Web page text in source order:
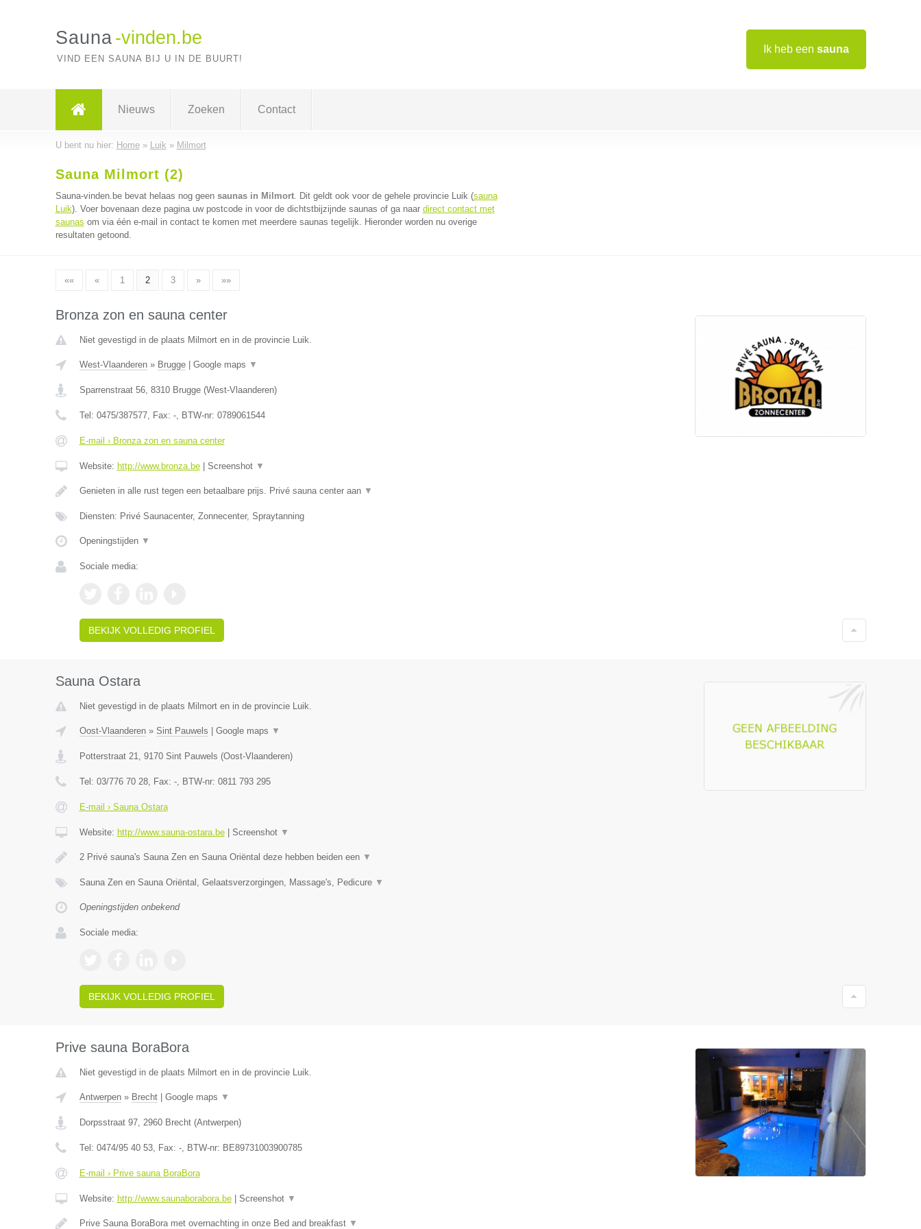
Ik heb een sauna
Sauna -vinden.be
VIND EEN SAUNA BIJ U IN DE BUURT!
Nieuws Zoeken Contact
U bent nu hier: Home» Luik » Milmort
Sauna Milmort (2)
Sauna-vinden.be bevat helaas nog geen saunas in Milmort. Dit geldt ook voor de gehele provincie Luik (sauna
Luik). Voer bovenaan deze pagina uw postcode in voor de dichtstbijzijnde saunas of ga naar direct contact met
saunas om via één e-mail in contact te komen met meerdere saunas tegelijk. Hieronder worden nu overige
resultaten getoond.
«« « 1 2 3 » »»
Bronza zon en sauna center
Niet gevestigd in de plaats Milmort en in de provincie Luik.
West-Vlaanderen» Brugge| Google maps ▼
Sparrenstraat 56, 8310 Brugge(West-Vlaanderen)
Tel: 0475/387577, Fax: -, BTW-nr: 0789061544
E-mail › Bronza zon en sauna center
Website: http://www.bronza.be| Screenshot ▼
Genieten in alle rust tegen een betaalbare prijs. Privé sauna center aan ▼
Diensten: Privé Saunacenter, Zonnecenter, Spraytanning
Openingstijden ▼
Sociale media:
BEKIJK VOLLEDIG PROFIEL
Sauna Ostara
Niet gevestigd in de plaats Milmort en in de provincie Luik.
Oost-Vlaanderen» Sint Pauwels Google maps ▼
Potterstraat 21, 9170 Sint Pauwels (Oost-Vlaanderen)
Tel: 03/776 70 28, Fax: -, BTW-nr: 0811 793 295
E-mail › Sauna Ostara
Website: http://www.sauna-ostara.be| Screenshot ▼
2 Privé sauna's Sauna Zen en Sauna Oriëntal deze hebben beiden een ▼
Sauna Zen en Sauna Oriëntal, Gelaatsverzorgingen, Massage's, Pedicure ▼
Openingstijden onbekend
Sociale media:
BEKIJK VOLLEDIG PROFIEL
Prive sauna BoraBora
Niet gevestigd in de plaats Milmort en in de provincie Luik.
Antwerpen» Brecht| Google maps ▼
Dorpsstraat 97, 2960 Brecht(Antwerpen)
Tel: 0474/95 40 53, Fax: -, BTW-nr: BE89731003900785
E-mail › Prive sauna BoraBora
Website: http://www.saunaborabora.be| Screenshot ▼
Prive Sauna BoraBora met overnachting in onze Bed and breakfast ▼